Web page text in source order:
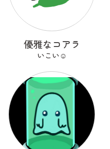
優雅なコアラ
いこい☺︎